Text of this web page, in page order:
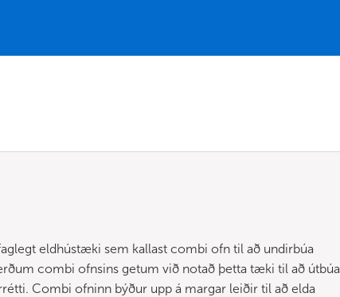
eldhústæki sem kallast combi ofn til að undirbúa
combi ofnsins getum við notað þetta tæki til að útbúa
Combi ofninn býður upp á margar leiðir til að elda